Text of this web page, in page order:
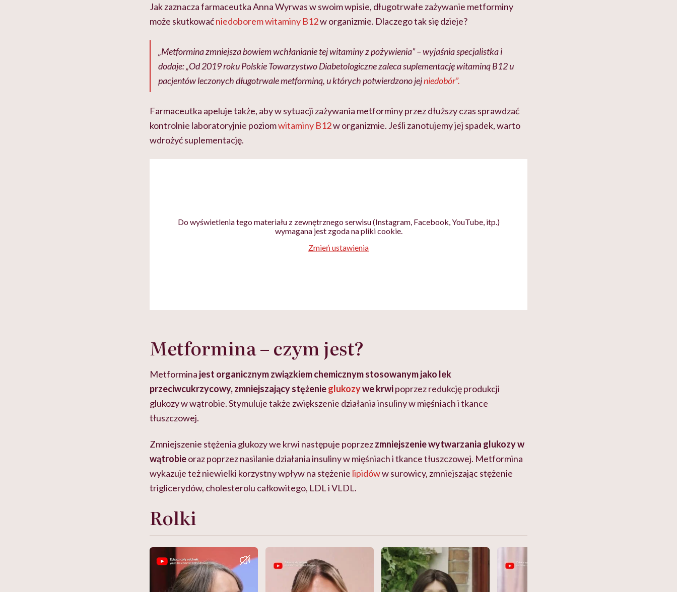
Jak zaznacza farmaceutka Anna Wyrwas w swoim wpisie, długotrwałe zażywanie metforminy
może skutkowaćniedoborem witaminy B12w organizmie. Dlaczego tak się dzieje?
„Metformina zmniejsza bowiem wchłanianie tej witaminy z pożywienia” – wyjaśnia specjalistka i
dodaje: „Od 2019 roku Polskie Towarzystwo Diabetologiczne zaleca suplementację witaminą B12 u
pacjentów leczonych długotrwale metforminą, u których potwierdzono jejniedobór”.
Farmaceutka apeluje także, aby w sytuacji zażywania metforminy przez dłuższy czas sprawdzać
kontrolnie laboratoryjnie poziomwitaminy B12w organizmie. Jeśli zanotujemy jej spadek, warto
wdrożyć suplementację.
Do wyświetlenia tego materiału z zewnętrznego serwisu (Instagram, Facebook, YouTube, itp.)
wymagana jest zgoda na pliki cookie.
Zmień ustawienia
Metformina – czym jest?
Metformina jest organicznym związkiem chemicznym stosowanym jako lek
przeciwcukrzycowy, zmniejszający stężenieglukozywe krwipoprzez redukcję produkcji
glukozy w wątrobie. Stymuluje także zwiększenie działania insuliny w mięśniach i tkance
tłuszczowej.
Zmniejszenie stężenia glukozy we krwi następuje poprzezzmniejszeniewytwarzania glukozy w
wątrobieoraz poprzez nasilanie działania insuliny w mięśniach i tkance tłuszczowej. Metformina
wykazuje też niewielki korzystny wpływ na stężenie lipidóww surowicy, zmniejszając stężenie
triglicerydów, cholesterolu całkowitego, LDL i VLDL.
Rolki